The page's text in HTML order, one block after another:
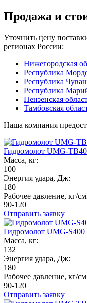
Продажа и
Уточнить цену
регионах России:
Нижегородская
Республика
Республика
Республика
Пензенская
Тамбовская
Наша компания
Гидромолот UMG-
Масса, кг:
100
Энергия удара, Дж:
180
Рабочее давление, кг/
90-120
Отправить заявку
Гидромолот UMG-S400
Масса, кг:
132
Энергия удара, Дж:
180
Рабочее давление, кг/
90-120
Отправить заявку